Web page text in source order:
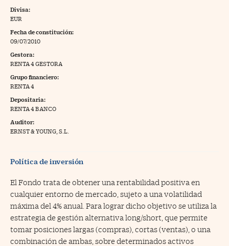
Pyme
a Cinco Días
Divisa:
EUR
Fecha de constitución:
09/07/2010
Gestora:
RENTA 4 GESTORA
Grupo financiero:
RENTA 4
Depositaria:
RENTA 4 BANCO
Auditor:
ERNST & YOUNG, S.L.
Política de inversión
El Fondo trata de obtener una rentabilidad positiva en
cualquier entorno de mercado, sujeto a una volatilidad
máxima del 4% anual. Para lograr dicho objetivo se utiliza la
estrategia de gestión alternativa long/short, que permite
tomar posiciones largas (compras), cortas (ventas), o una
combinación de ambas, sobre determinados activos